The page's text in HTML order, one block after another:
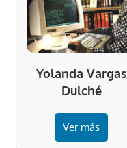
Yolanda Vargas
Dulché
Ver más